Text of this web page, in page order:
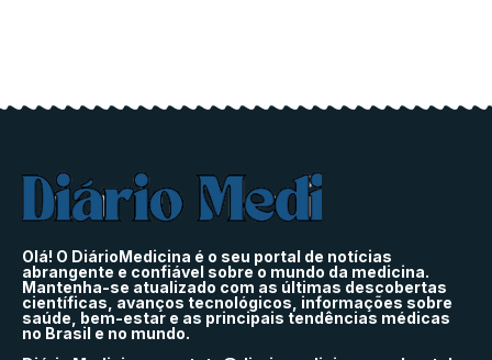
Olá! O DiárioMedicina é o seu portal de notícias
abrangente e confiável sobre o mundo da medicina.
Mantenha-se atualizado com as últimas descobertas
científicas, avanços tecnológicos, informações sobre
saúde, bem-estar e as principais tendências médicas
no Brasil e no mundo.